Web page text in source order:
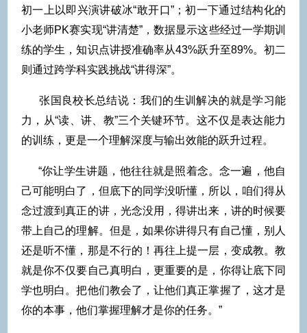
初一上以即兴演讲破冰“敢开口”；初一下通过结构化的
小老师PK赛实现“讲清楚”，数据显示这些经过一学期训
练的学生，知识点讲授准确率从43%跃升至89%。初二
则通过跨学科实践挑战“讲得深”。
张国良校长总结说：我们的生训解决的就是学习能
力，从“读、讲、教”三个关键环节。这不仅是表达能力
的训练，更是一个理解深度与输出效能的跃升过程。
“你让学生讲题，他往往就是照着念。念一遍，他自
己可能明白了，但底下的同学没听懂，所以，咱们得从
念过渡到真正的讲，光念没用，得讲出来，讲的时候要
带上自己的理解。但是，如果你讲得只有自己懂，别人
还是听不懂，那是不行的！再往上提一层，变成教。教
就是你不仅要自己真明白，更重要的是，你得让底下同
学也明白。把他们教会了，让他们真正掌握了，这才是
你的本事，他们掌握理解才是你的任务。”